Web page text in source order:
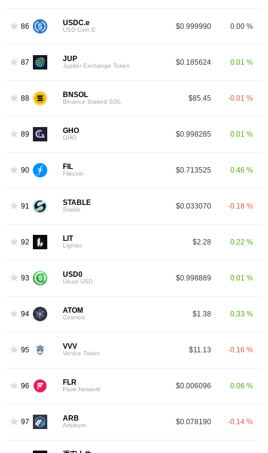
86 USDC.e
USD Coin.E $0.999990 0.00 %
87 JUP
Jupiter Exchange Token $0.185624 0.01 %
88 BNSOL
Binance Staked SOL $85.45 -0.01 %
89 GHO
GHO $0.998285 0.01 %
90 FIL
Filecoin $0.713525 0.46 %
91 STABLE
Stable $0.033070 -0.18 %
92 LIT
Lighter $2.28 0.22 %
93 USD0
Usual USD $0.998889 0.01 %
94 ATOM
Cosmos $1.38 0.33 %
95 VVV
Venice Token $11.13 -0.16 %
96 FLR
Flare Network $0.006096 0.06 %
97 ARB
Arbitrum $0.078190 -0.14 %